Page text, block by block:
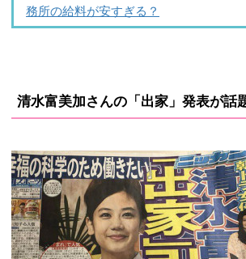
務所の給料が安すぎる？
清水富美加さんの「出家」発表が話